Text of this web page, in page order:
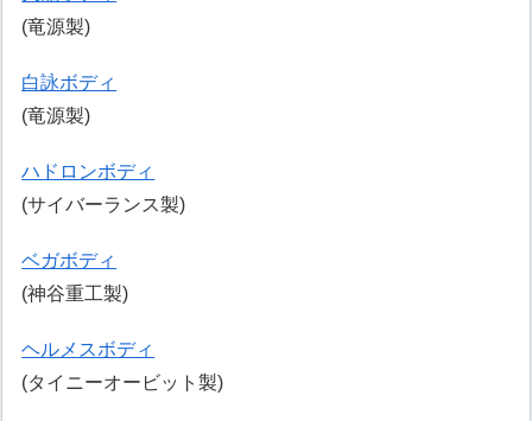
(竜源製)
白詠ボディ
(竜源製)
ハドロンボディ
(サイバーランス製)
ベガボディ
(神谷重工製)
ヘルメスボディ
(タイニーオービット製)